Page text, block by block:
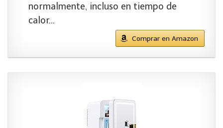
normalmente, incluso en tiempo de
calor…
Comprar en Amazon